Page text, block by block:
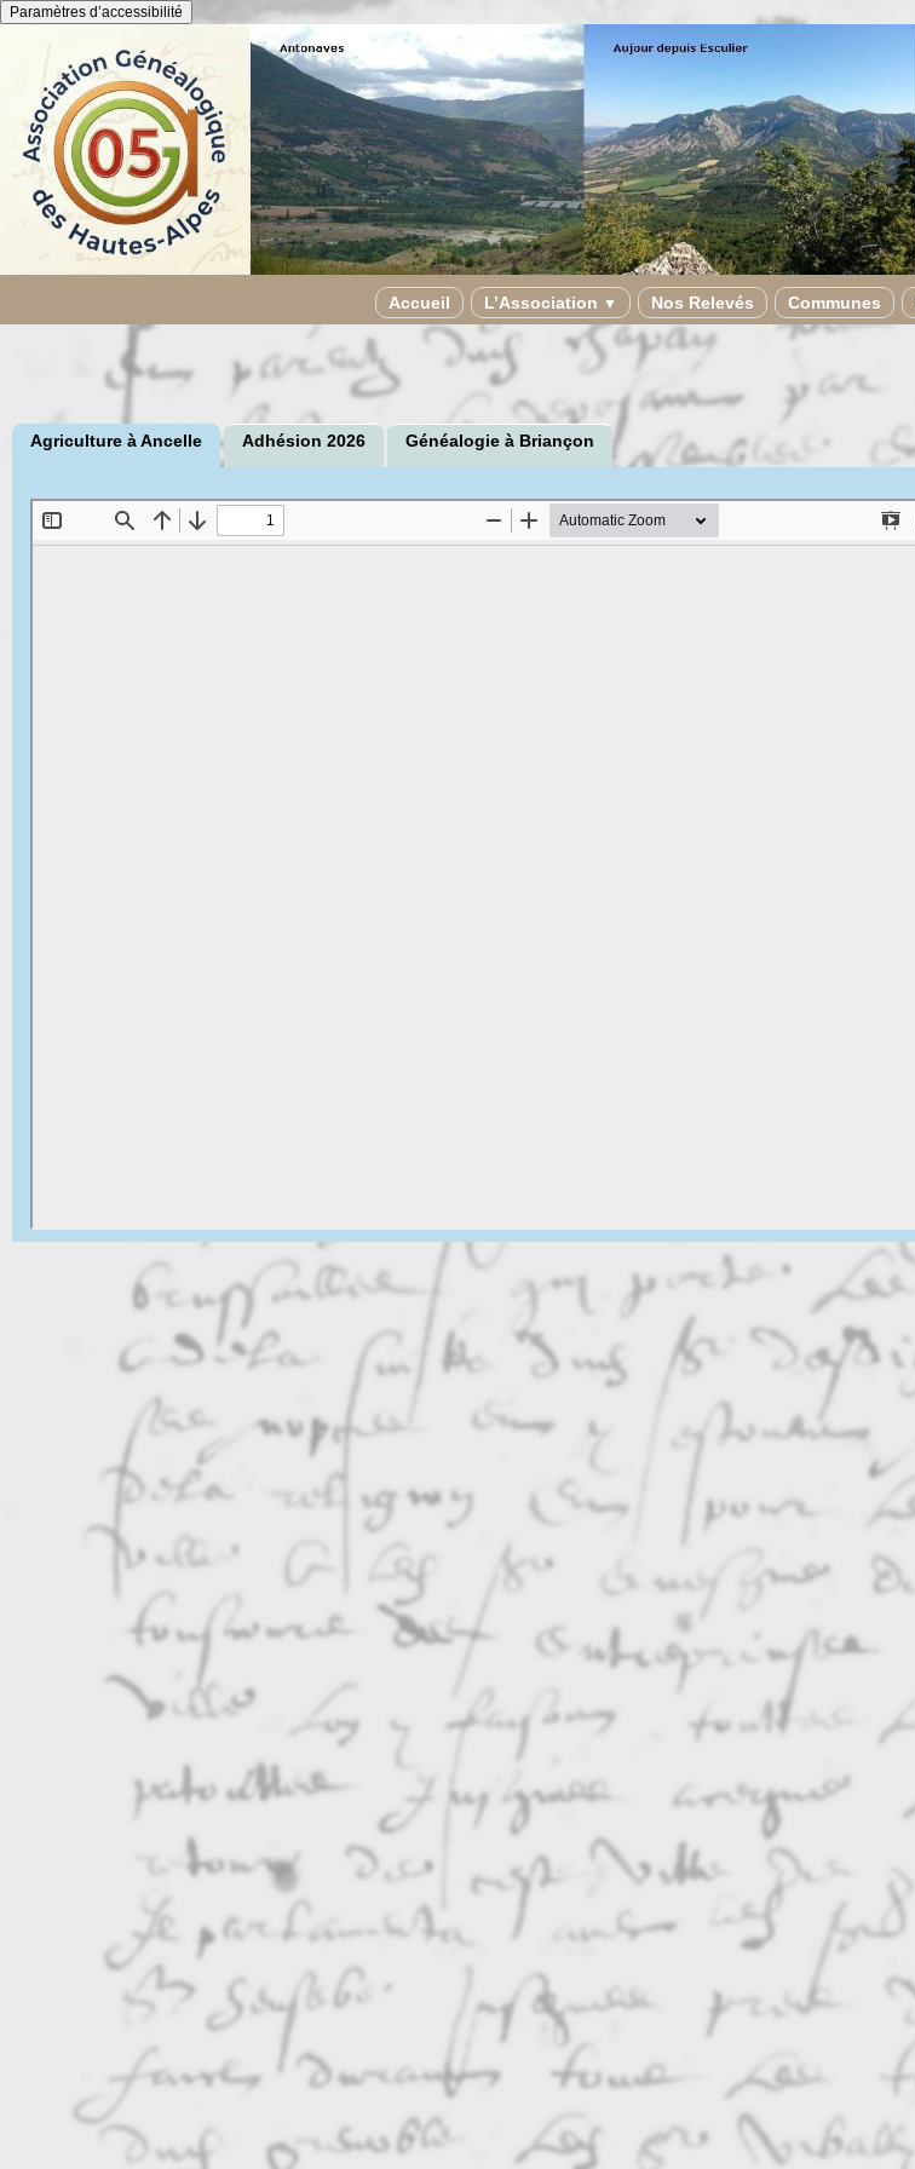
Panneau de gestion des cookies
Paramètres d’accessibilité
Accueil L’Association ▼ Nos Relevés Communes
Agriculture à Ancelle Adhésion 2026 Généalogie à Briançon